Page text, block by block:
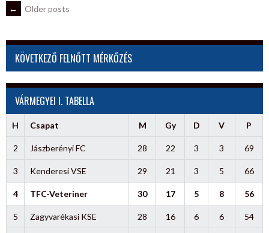
POSTS
NAVIGATION
← Older posts
KÖVETKEZŐ FELNŐTT MÉRKŐZÉS
VÁRMEGYEI I. TABELLA
H Csapat M Gy D V P
2 Jászberényi FC 28 22 3 3 69
3 Kenderesi VSE 29 21 3 5 66
4 TFC-Veteriner 30 17 5 8 56
5 Zagyvarékasi KSE 28 16 6 6 54